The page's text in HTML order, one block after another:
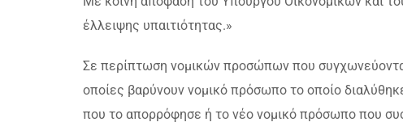
έλλειψης υπαιτιότητας.»
Σε περίπτωση νομικών προσώπων που
οποίες βαρύνουν νομικό πρόσωπο το οποίο
που το απορρόφησε ή το νέο νομικό πρόσωπο που